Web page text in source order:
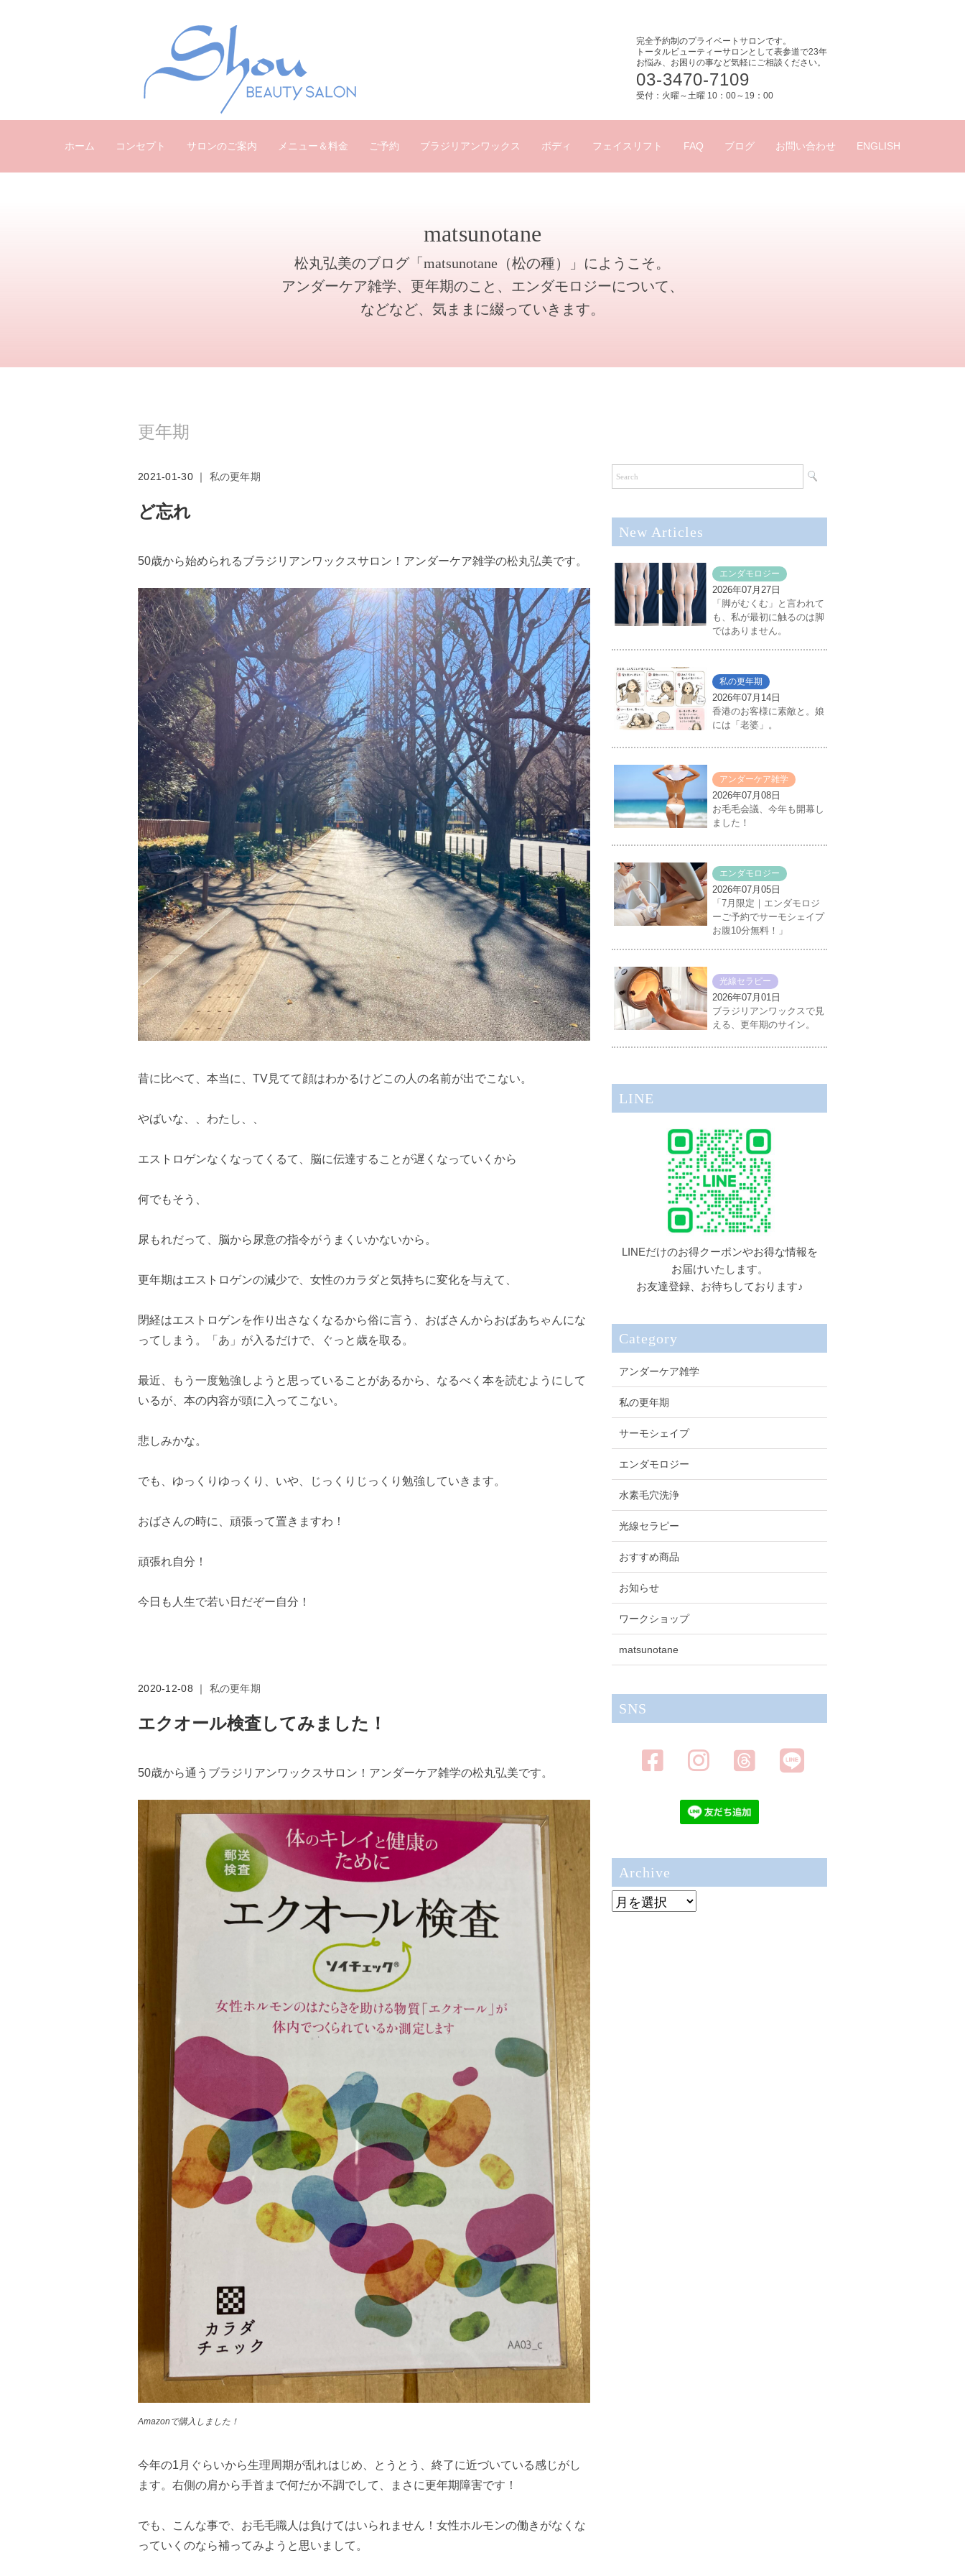
完全予約制のプライベートサロンです。
トータルビューティーサロンとして表参道で23年
お悩み、お困りの事など気軽にご相談ください。
03-3470-7109
受付：火曜～土曜 10：00～19：00
ホーム コンセプト サロンのご案内 メニュー＆料金 ご予約 ブラジリアンワックス ボディ フェイスリフト FAQ ブログ お問い合わせ ENGLISH
matsunotane
松丸弘美のブログ「matsunotane（松の種）」にようこそ。
アンダーケア雑学、更年期のこと、エンダモロジーについて、
などなど、気ままに綴っていきます。
更年期
2021-01-30 ｜ 私の更年期
ど忘れ
50歳から始められるブラジリアンワックスサロン！アンダーケア雑学の松丸弘美です。
昔に比べて、本当に、TV見てて顔はわかるけどこの人の名前が出でこない。
やばいな、、わたし、、
エストロゲンなくなってくるて、脳に伝達することが遅くなっていくから
何でもそう、
尿もれだって、脳から尿意の指令がうまくいかないから。
更年期はエストロゲンの減少で、女性のカラダと気持ちに変化を与えて、
閉経はエストロゲンを作り出さなくなるから俗に言う、おばさんからおばあちゃんにな
ってしまう。「あ」が入るだけで、ぐっと歳を取る。
最近、もう一度勉強しようと思っていることがあるから、なるべく本を読むようにして
いるが、本の内容が頭に入ってこない。
悲しみかな。
でも、ゆっくりゆっくり、いや、じっくりじっくり勉強していきます。
おばさんの時に、頑張って置きますわ！
頑張れ自分！
今日も人生で若い日だぞー自分！
2020-12-08 ｜ 私の更年期
エクオール検査してみました！
50歳から通うブラジリアンワックスサロン！アンダーケア雑学の松丸弘美です。
Amazonで購入しました！
今年の1月ぐらいから生理周期が乱れはじめ、とうとう、終了に近づいている感じがし
ます。右側の肩から手首まで何だか不調でして、まさに更年期障害です！
でも、こんな事で、お毛毛職人は負けてはいられません！女性ホルモンの働きがなくな
っていくのなら補ってみようと思いまして。
New Articles
エンダモロジー
2026年07月27日
「脚がむくむ」と言われて
も、私が最初に触るのは脚
ではありません。
私の更年期
2026年07月14日
香港のお客様に素敵と。娘
には「老婆」。
アンダーケア雑学
2026年07月08日
お毛毛会議、今年も開幕し
ました！
エンダモロジー
2026年07月05日
「7月限定｜エンダモロジ
ーご予約でサーモシェイプ
お腹10分無料！」
光線セラピー
2026年07月01日
ブラジリアンワックスで見
える、更年期のサイン。
LINE
LINEだけのお得クーポンやお得な情報を
お届けいたします。
お友達登録、お待ちしております♪
Category
アンダーケア雑学
私の更年期
サーモシェイプ
エンダモロジー
水素毛穴洗浄
光線セラピー
おすすめ商品
お知らせ
ワークショップ
matsunotane
SNS
Archive
Archive